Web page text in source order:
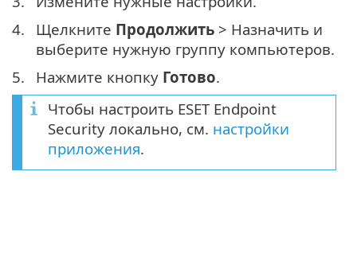
4.
Щелкните Продолжить > Назначить и
выберите нужную группу компьютеров.
5.
Нажмите кнопку Готово.
Чтобы настроить ESET Endpoint
Security локально, см. настройки
приложения.